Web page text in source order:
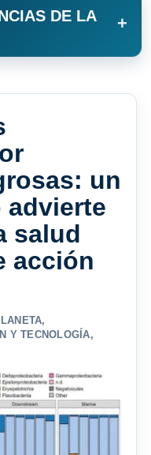
DE LA
+
un
advierte
salud
acción
,
Y TECNOLOGÍA,